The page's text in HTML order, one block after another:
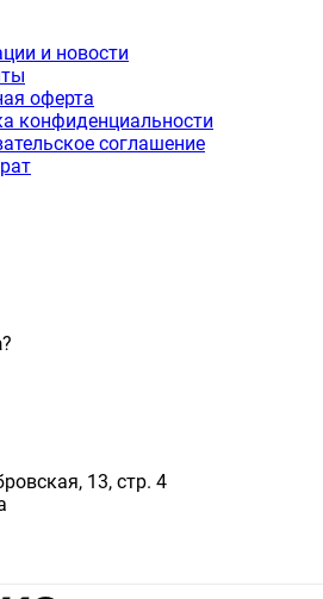
и новости
оферта
конфиденциальности
соглашение
?
13, стр. 4